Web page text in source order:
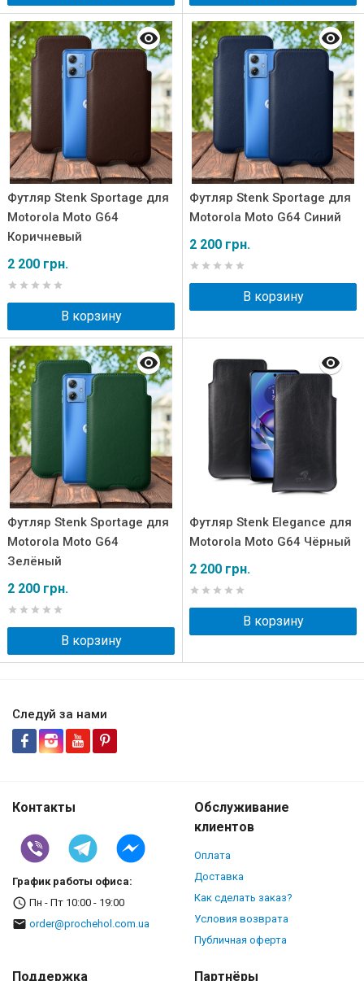
Футляр Stenk Sportage для
Motorola Moto G64
Коричневый
2 200 грн.
В корзину
Футляр Stenk Sportage для
Motorola Moto G64 Синий
2 200 грн.
В корзину
Футляр Stenk Sportage для
Motorola Moto G64
Зелёный
2 200 грн.
В корзину
Футляр Stenk Elegance для
Motorola Moto G64 Чёрный
2 200 грн.
В корзину
Следуй за нами
Контакты
График работы офиса:
Пн - Пт 10:00 - 19:00
order@prochehol.com.ua
Обслуживание
клиентов
Оплата
Доставка
Как сделать заказ?
Условия возврата
Публичная оферта
Поддержка Партнёры